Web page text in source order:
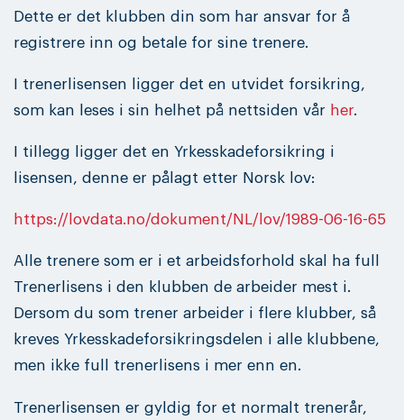
Dette er det klubben din som har ansvar for å
registrere inn og betale for sine trenere.
I trenerlisensen ligger det en utvidet forsikring,
som kan leses i sin helhet på nettsiden vår her.
I tillegg ligger det en Yrkesskadeforsikring i
lisensen, denne er pålagt etter Norsk lov:
https://lovdata.no/dokument/NL/lov/1989-06-16-65
Alle trenere som er i et arbeidsforhold skal ha full
Trenerlisens i den klubben de arbeider mest i.
Dersom du som trener arbeider i flere klubber, så
kreves Yrkesskadeforsikringsdelen i alle klubbene,
men ikke full trenerlisens i mer enn en.
Trenerlisensen er gyldig for et normalt trenerår,